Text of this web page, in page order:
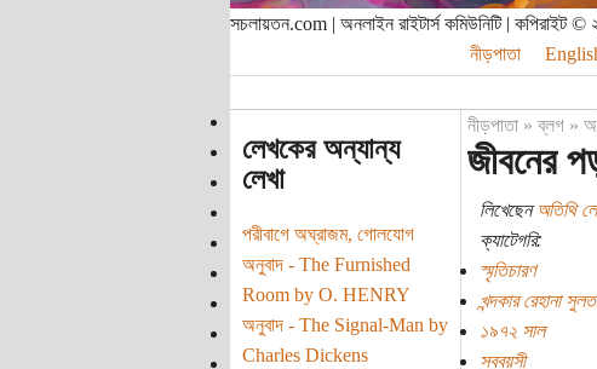
সচলায়তন.com | অনলাইন রাইটার্স কমিউনিটি | কপিরাইট
নীড়পাতা
লেখকের অন্যান্য
লেখা
পরীবাগে অঘ্রাজম, গোলযোগ
অনুবাদ - The Furnished
Room by O. HENRY
অনুবাদ - The Signal-Man by
Charles Dickens
নীড়পাতা»ব্লগ»
জীবনের
লিখেছেনঅতিথি
ক্যাটেগরি:
স্মৃতিচারণ
খন্দকার রেহানা
১৯৭২ সাল
সববয়সী